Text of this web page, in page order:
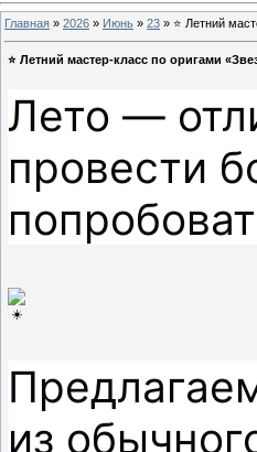
Главная » 2026 » Июнь » 23 » ⭐ Летний
⭐ Летний мастер-класс по оригами
Лето —
провести
из